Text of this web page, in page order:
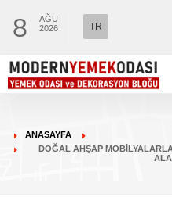
8
AĞU
2026
TR
ANASAYFA
DOĞAL AHŞAP